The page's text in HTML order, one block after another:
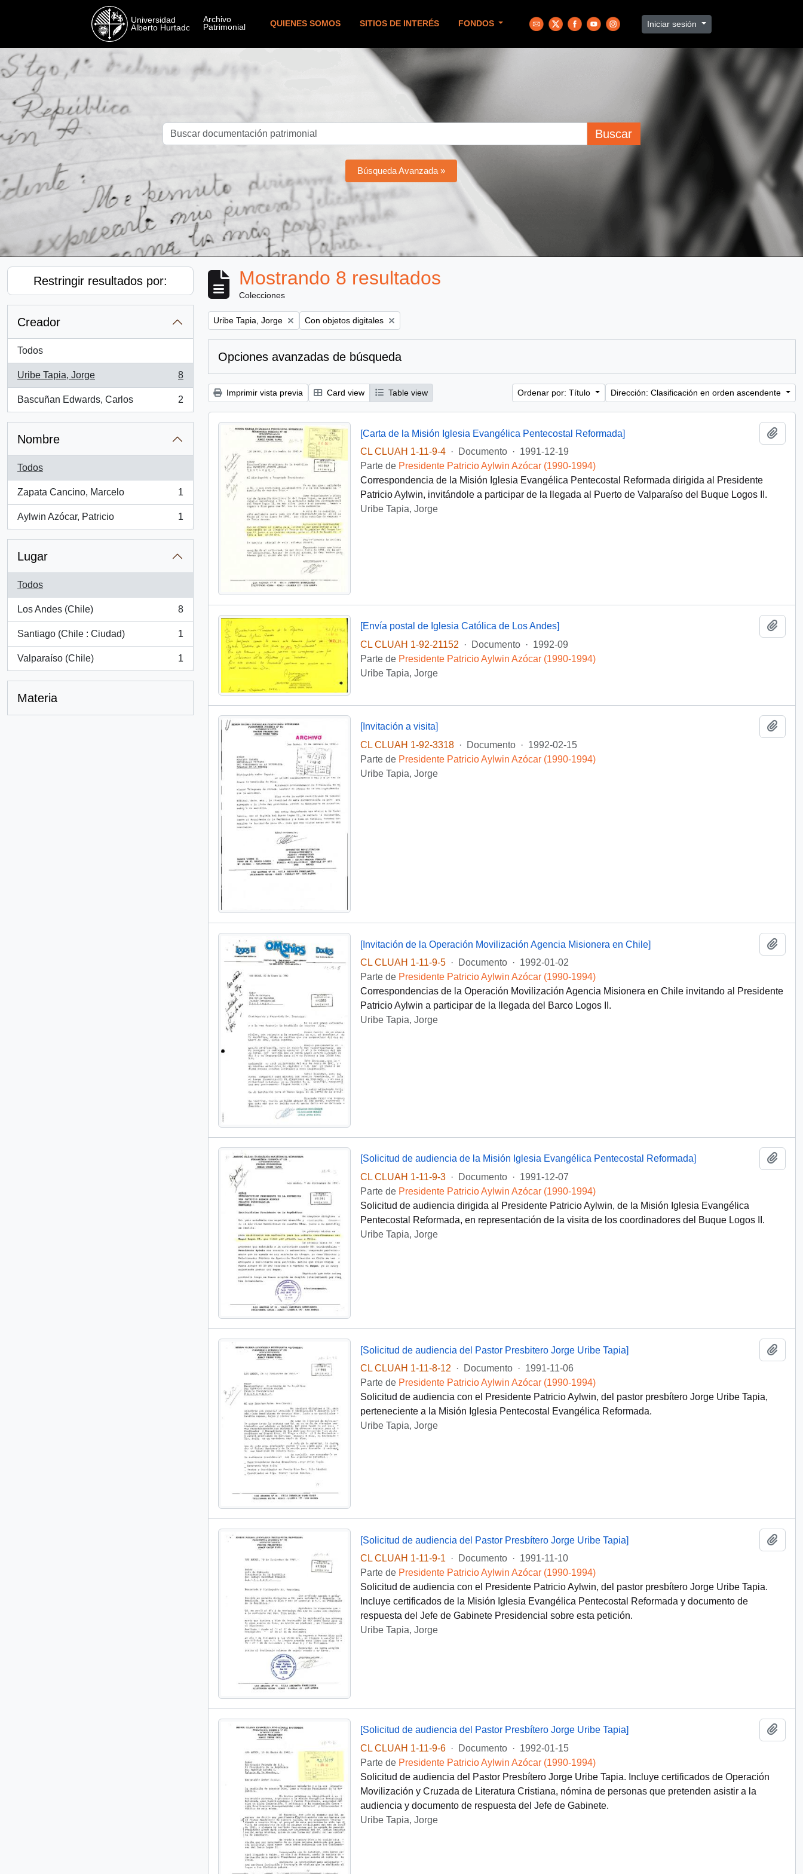
QUIENES SOMOS SITIOS DE INTERÉS FONDOS Iniciar sesión
Buscar
Búsqueda Avanzada »
Restringir resultados por:
Creador
Todos
Uribe Tapia, Jorge
, 8 resultados
8
Bascuñan Edwards, Carlos
, 2 resultados
2
Nombre
Todos
Zapata Cancino, Marcelo
, 1 resultados
1
Aylwin Azócar, Patricio
, 1 resultados
1
Lugar
Todos
Los Andes (Chile)
, 8 resultados
8
Santiago (Chile : Ciudad)
, 1 resultados
1
Valparaíso (Chile)
, 1 resultados
1
Materia
Mostrando 8 resultados
Colecciones
Remove filter:
Uribe Tapia, Jorge Remove filter:
Con objetos digitales
Opciones avanzadas de búsqueda
Imprimir vista previa Card view Table view Ordenar por: Título Dirección: Clasificación en orden ascendente
[Carta de la Misión Iglesia Evangélica Pentecostal Reformada]
CL CLUAH 1-11-9-4
· Documento · 1991-12-19
Parte de Presidente Patricio Aylwin Azócar (1990-1994)
Correspondencia de la Misión Iglesia Evangélica Pentecostal Reformada dirigida al Presidente
Patricio Aylwin, invitándole a participar de la llegada al Puerto de Valparaíso del Buque Logos II.
Uribe Tapia, Jorge
[Envía postal de Iglesia Católica de Los Andes]
CL CLUAH 1-92-21152
· Documento · 1992-09
Parte de Presidente Patricio Aylwin Azócar (1990-1994)
Uribe Tapia, Jorge
[Invitación a visita]
CL CLUAH 1-92-3318
· Documento · 1992-02-15
Parte de Presidente Patricio Aylwin Azócar (1990-1994)
Uribe Tapia, Jorge
[Invitación de la Operación Movilización Agencia Misionera en Chile]
CL CLUAH 1-11-9-5
· Documento · 1992-01-02
Parte de Presidente Patricio Aylwin Azócar (1990-1994)
Correspondencias de la Operación Movilización Agencia Misionera en Chile invitando al Presidente
Patricio Aylwin a participar de la llegada del Barco Logos II.
Uribe Tapia, Jorge
[Solicitud de audiencia de la Misión Iglesia Evangélica Pentecostal Reformada]
CL CLUAH 1-11-9-3
· Documento · 1991-12-07
Parte de Presidente Patricio Aylwin Azócar (1990-1994)
Solicitud de audiencia dirigida al Presidente Patricio Aylwin, de la Misión Iglesia Evangélica
Pentecostal Reformada, en representación de la visita de los coordinadores del Buque Logos II.
Uribe Tapia, Jorge
[Solicitud de audiencia del Pastor Presbitero Jorge Uribe Tapia]
CL CLUAH 1-11-8-12
· Documento · 1991-11-06
Parte de Presidente Patricio Aylwin Azócar (1990-1994)
Solicitud de audiencia con el Presidente Patricio Aylwin, del pastor presbítero Jorge Uribe Tapia,
perteneciente a la Misión Iglesia Pentecostal Evangélica Reformada.
Uribe Tapia, Jorge
[Solicitud de audiencia del Pastor Presbítero Jorge Uribe Tapia]
CL CLUAH 1-11-9-1
· Documento · 1991-11-10
Parte de Presidente Patricio Aylwin Azócar (1990-1994)
Solicitud de audiencia con el Presidente Patricio Aylwin, del pastor presbítero Jorge Uribe Tapia.
Incluye certificados de la Misión Iglesia Evangélica Pentecostal Reformada y documento de
respuesta del Jefe de Gabinete Presidencial sobre esta petición.
Uribe Tapia, Jorge
[Solicitud de audiencia del Pastor Presbítero Jorge Uribe Tapia]
CL CLUAH 1-11-9-6
· Documento · 1992-01-15
Parte de Presidente Patricio Aylwin Azócar (1990-1994)
Solicitud de audiencia del Pastor Presbítero Jorge Uribe Tapia. Incluye certificados de Operación
Movilización y Cruzada de Literatura Cristiana, nómina de personas que pretenden asistir a la
audiencia y documento de respuesta del Jefe de Gabinete.
Uribe Tapia, Jorge